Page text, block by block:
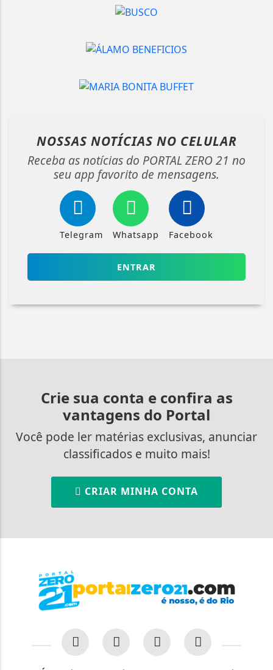
NOSSAS NOTÍCIAS NO CELULAR
Receba as notícias do PORTAL ZERO 21 no
seu app favorito de mensagens.
Telegram Whatsapp Facebook
ENTRAR
Crie sua conta e confira as
vantagens do Portal
Você pode ler matérias exclusivas, anunciar
classificados e muito mais!
CRIAR MINHA CONTA